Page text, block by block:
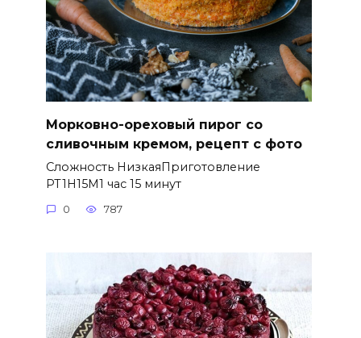
Морковно-ореховый пирог со
сливочным кремом, рецепт с фото
Сложность НизкаяПриготовление
PT1H15M1 час 15 минут
0 787